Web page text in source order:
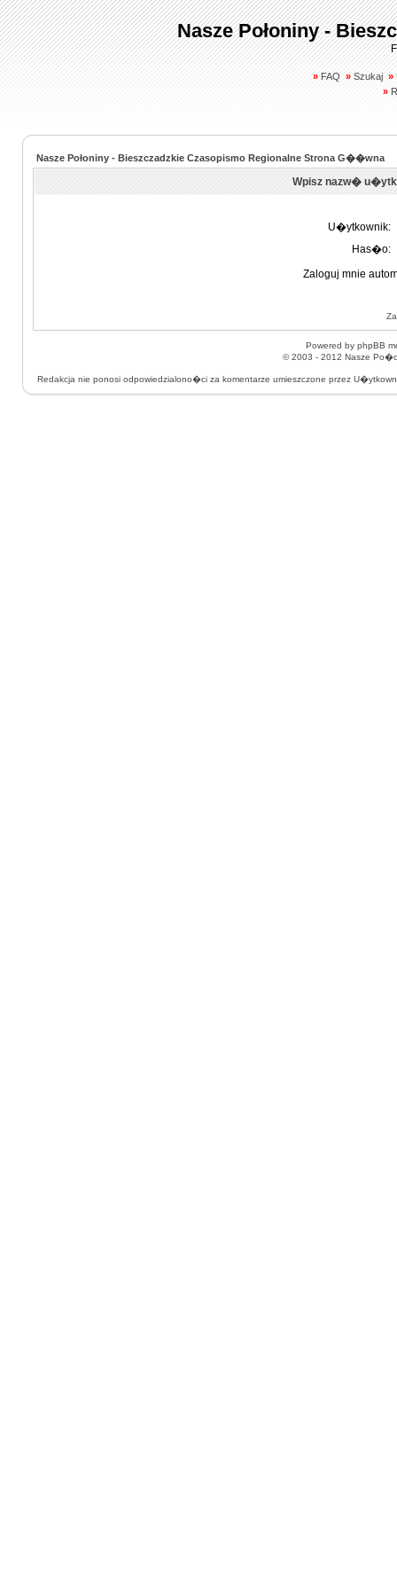
Nasze Połoniny -
» FAQ » Szukaj »
»
Nasze Połoniny - Bieszczadzkie Czasopismo Regionalne Strona G��wna
Wpisz nazw�
U�ytkownik:
Has�o:
Zaloguj mnie
Powered by phpBB
© 2003 - 2012 Nasze
Redakcja nie ponosi odpowiedzialono�ci za komentarze umieszczone przez